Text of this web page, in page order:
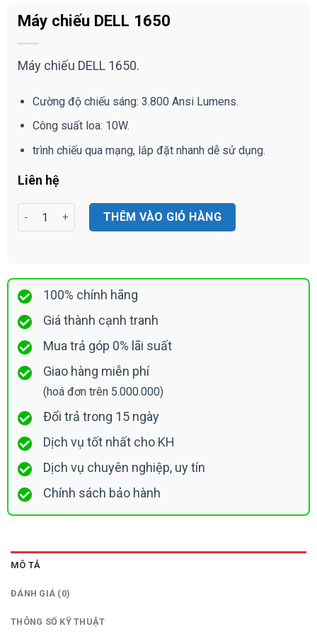
Máy chiếu DELL 1650
Máy chiếu DELL 1650.
Cường độ chiếu sáng: 3.800 Ansi Lumens.
Công suất loa: 10W.
trình chiếu qua mạng, lắp đặt nhanh dễ sử dụng.
Liên hệ
Máy chiếu DELL 1650 số lượngTHÊM VÀO GIỎ HÀNG
100% chính hãng
Giá thành cạnh tranh
Mua trả góp 0% lãi suất
Giao hàng miễn phí
(hoá đơn trên 5.000.000)
Đổi trả trong 15 ngày
Dịch vụ tốt nhất cho KH
Dịch vụ chuyên nghiệp, uy tín
Chính sách bảo hành
MÔ TẢ
ĐÁNH GIÁ (0)
THÔNG SỐ KỸ THUẬT